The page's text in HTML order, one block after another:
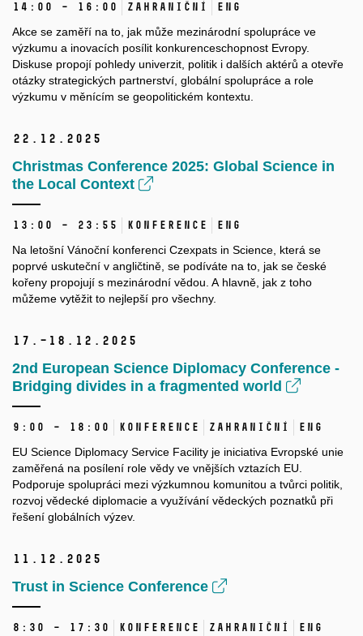
14:00 – 16:00 Zahraniční ENG
Akce se zaměří na to, jak může mezinárodní spolupráce ve
výzkumu a inovacích posílit konkurenceschopnost Evropy.
Diskuse propojí pohledy univerzit, politik i dalších aktérů a otevře
otázky strategických partnerství, globální spolupráce a role
výzkumu v měnícím se geopolitickém kontextu.
22. 12. 2025
Christmas Conference 2025: Global Science in
the Local Context
13:00 – 23:55 Konference ENG
Na letošní Vánoční konferenci Czexpats in Science, která se
poprvé uskuteční v angličtině, se podíváte na to, jak se české
kořeny propojují s mezinárodní vědou. A hlavně, jak z toho
můžeme vytěžit to nejlepší pro všechny.
17.–18. 12. 2025
2nd European Science Diplomacy Conference -
Bridging divides in a fragmented world
9:00 – 18:00 Konference Zahraniční ENG
EU Science Diplomacy Service Facility je iniciativa Evropské unie
zaměřená na posílení role vědy ve vnějších vztazích EU.
Podporuje spolupráci mezi výzkumnou komunitou a tvůrci politik,
rozvoj vědecké diplomacie a využívání vědeckých poznatků při
řešení globálních výzev.
11. 12. 2025
Trust in Science Conference
8:30 – 17:30 Konference Zahraniční ENG